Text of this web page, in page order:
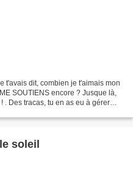
t'avais dit, combien je t'aimais mon
SOUTIENS encore ? Jusque là,
. Des tracas, tu en as eu à gérer
soleil